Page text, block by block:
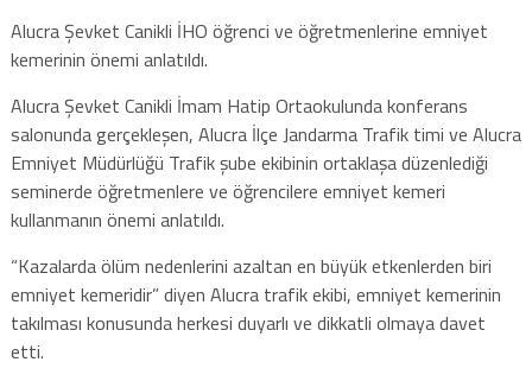
Alucra Şevket Canikli İHO öğrenci ve öğretmenlerine emniyet
kemerinin önemi anlatıldı.
Alucra Şevket Canikli İmam Hatip Ortaokulunda konferans
salonunda gerçekleşen, Alucra İlçe Jandarma Trafik timi ve Alucra
Emniyet Müdürlüğü Trafik şube ekibinin ortaklaşa düzenlediği
seminerde öğretmenlere ve öğrencilere emniyet kemeri
kullanmanın önemi anlatıldı.
“Kazalarda ölüm nedenlerini azaltan en büyük etkenlerden biri
emniyet kemeridir” diyen Alucra trafik ekibi, emniyet kemerinin
takılması konusunda herkesi duyarlı ve dikkatli olmaya davet
etti.